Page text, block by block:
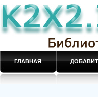
ГЛАВНАЯ